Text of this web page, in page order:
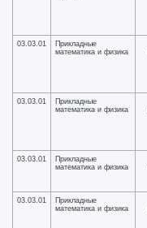
03.03.01
Прикладные
математика и физика
03.03.01
Прикладные
математика и физика
03.03.01
Прикладные
математика и физика
03.03.01
Прикладные
математика и физика